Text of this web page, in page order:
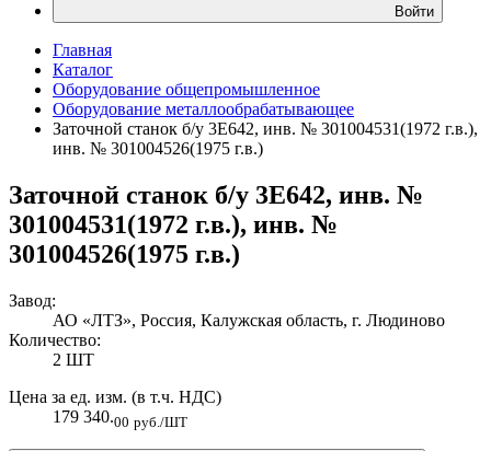
Войти
Главная
Каталог
Оборудование общепромышленное
Оборудование металлообрабатывающее
Заточной станок б/у 3Е642, инв. № 301004531(1972 г.в.),
инв. № 301004526(1975 г.в.)
Заточной станок б/у 3Е642, инв. №
301004531(1972 г.в.), инв. №
301004526(1975 г.в.)
Завод:
АО «ЛТЗ», Россия, Калужская область, г. Людиново
Количество:
2 ШТ
Цена за ед. изм. (в т.ч. НДС)
179 340.00 руб./ШТ